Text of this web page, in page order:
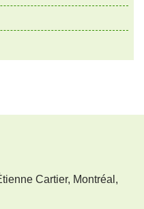
Cartier, Montréal,